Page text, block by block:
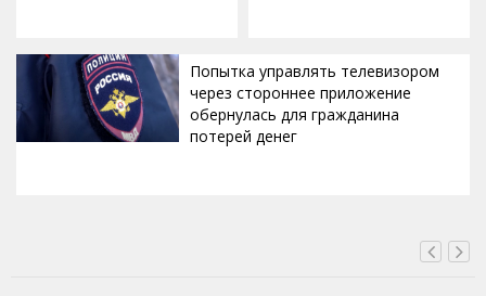
Попытка управлять телевизором
через стороннее приложение
обернулась для гражданина
потерей денег